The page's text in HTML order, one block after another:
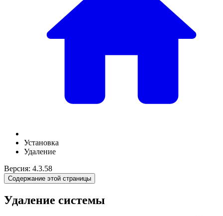
Установка
Удаление
Версия: 4.3.58
Содержание этой страницы
Удаление системы